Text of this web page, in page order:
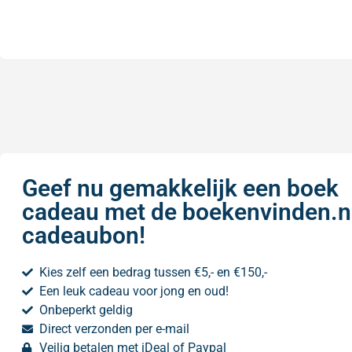
Geef nu gemakkelijk een boek
cadeau met de boekenvinden.nl
cadeaubon!
Kies zelf een bedrag tussen €5,- en €150,-
Een leuk cadeau voor jong en oud!
Onbeperkt geldig
Direct verzonden per e-mail
Veilig betalen met iDeal of Paypal